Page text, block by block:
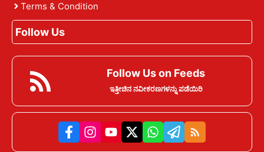
Terms & Condition
Follow Us
Follow Us on Feeds
ಇತ್ತೀಚಿನ ನವೀಕರಣಗಳನ್ನು ಪಡೆಯಿರಿ